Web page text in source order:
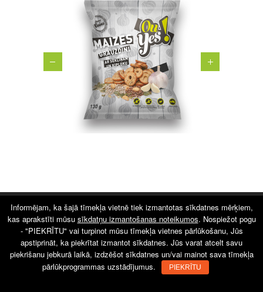
Visas tiesības aizsargātas © 2015 buxumlab.lv
Informējam, ka šajā tīmekļa vietnē tiek izmantotas sīkdatnes mērķiem,
kas aprakstīti mūsu sīkdatņu izmantošanas noteikumos. Nospiežot pogu
- "PIEKRĪTU" vai turpinot mūsu tīmekļa vietnes pārlūkošanu, Jūs
apstiprināt, ka piekrītat izmantot sīkdatnes. Jūs varat atcelt savu
piekrišanu jebkurā laikā, izdzēšot sīkdatnes un/vai mainot sava tīmekļa
pārlūkprogrammas uzstādījumus.
PIEKRĪTU